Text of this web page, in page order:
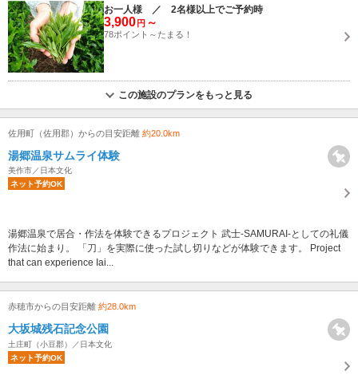
お一人様 ／ 2名様以上でご予約時
3,900 円 ～
78ポイント～たまる！
この施設のプランをもっと見る
佐用町（佐用郡）からの目安距離 約20.0km
湯郷温泉サムライ体験
美作市／日本文化
ネット予約OK
湯郷温泉で居合・作法を体験できるプロジェクト 武士-SAMURAI-としての礼儀
作法に始まり。 「刀」を実際に使った試し切りなどが体験できます。 Project
that can experience Iai...
赤穂市からの目安距離 約28.0km
大坂城残石記念公園
土庄町（小豆郡）／日本文化
ネット予約OK